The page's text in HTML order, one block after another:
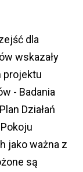
dla
wskazały
projektu
- Badania
Działań
jako ważna z
są